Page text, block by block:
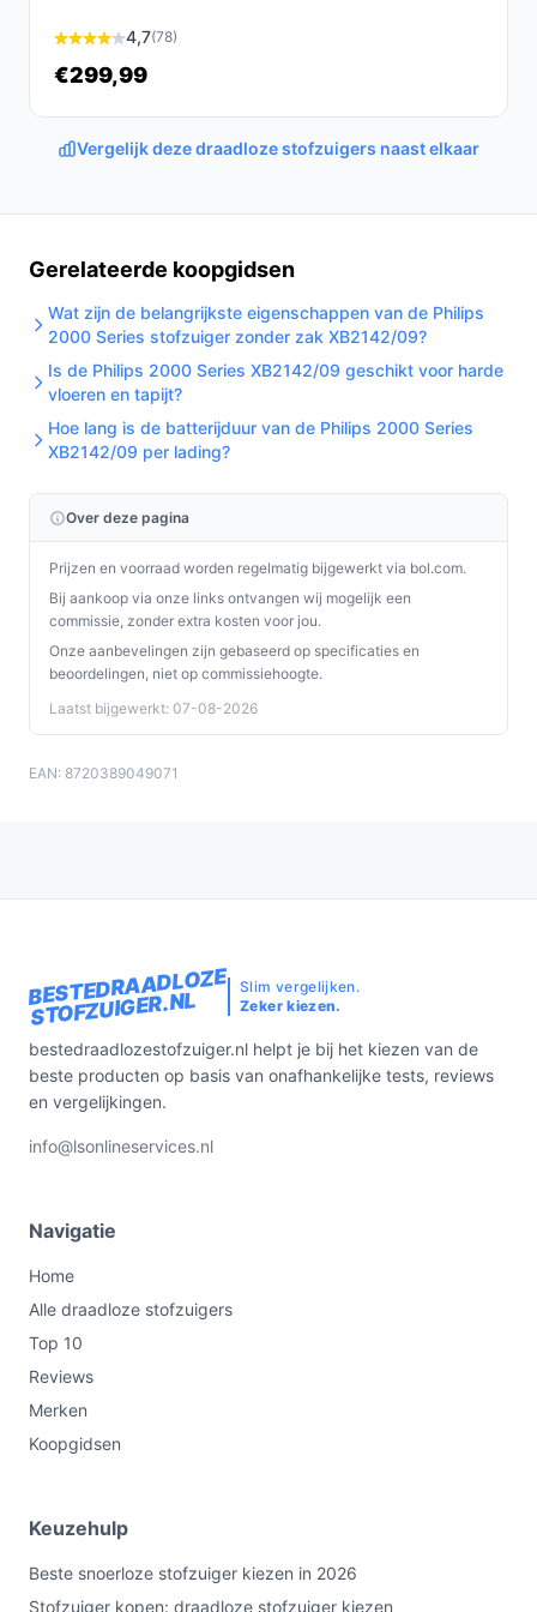
van zijn concurrenten.
De Philips 3000 Serie XC3031/01 Steelstofzuiger biedt
moderne huishouding.
Ontdek alle specificaties en vergelijk prijzen op
bestedraadlozestofzuiger.nl. Kies bewust wat perfect
past bij jouw behoeften!
4,7(78)
€299,99
Vergelijk deze draadloze stofzuigers naast elkaar
Gerelateerde koopgidsen
Wat zijn de belangrijkste eigenschappen van de Philips
2000 Series stofzuiger zonder zak XB2142/09?
Is de Philips 2000 Series XB2142/09 geschikt voor harde
vloeren en tapijt?
Hoe lang is de batterijduur van de Philips 2000 Series
XB2142/09 per lading?
Over deze pagina
Prijzen en voorraad worden regelmatig bijgewerkt via bol.com.
Bij aankoop via onze links ontvangen wij mogelijk een
commissie, zonder extra kosten voor jou.
Onze aanbevelingen zijn gebaseerd op specificaties en
beoordelingen, niet op commissiehoogte.
Laatst bijgewerkt: 07-08-2026
EAN: 8720389049071
BESTEDRAADLOZE
STOFZUIGER.NL
Slim vergelijken.
Zeker kiezen.
bestedraadlozestofzuiger.nl helpt je bij het kiezen van de
beste producten op basis van onafhankelijke tests, reviews
en vergelijkingen.
info@lsonlineservices.nl
Navigatie
Home
Alle draadloze stofzuigers
Top 10
Reviews
Merken
Koopgidsen
Keuzehulp
Beste snoerloze stofzuiger kiezen in 2026
Stofzuiger kopen: draadloze stofzuiger kiezen